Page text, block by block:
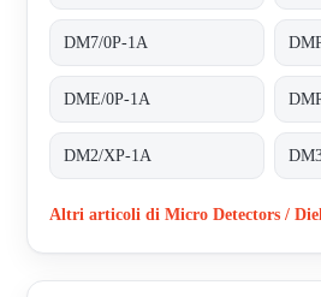
DM7/0P-1A
DME/0P-1A
DM2/XP-1A
Altri articoli di Micro Detectors /